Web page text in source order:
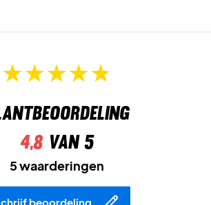
4,8van 5
5 waarderingen
beoordeling